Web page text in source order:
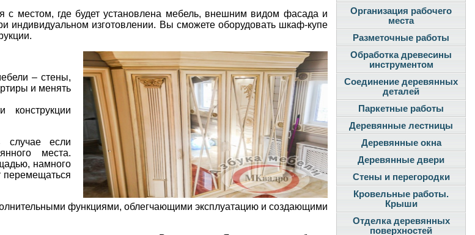
с местом, где будет установлена мебель, внешним видом фасада и
индивидуальном изготовлении. Вы сможете оборудовать шкаф-купе
– стены,
и менять
если
места.
намного
перемещаться
функциями, облегчающими эксплуатацию и создающими
Организация рабочего
места
Разметочные работы
Обработка древесины
инструментом
Соединение деревянных
деталей
Паркетные работы
Деревянные лестницы
Деревянные окна
Деревянные двери
Стены и перегородки
Кровельные работы.
Крыши
Отделка деревянных
поверхностей